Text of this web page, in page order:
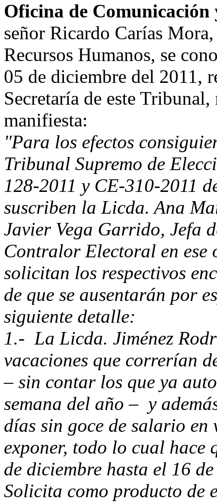
Oficina de
señor Ricardo Carías
Recursos Humanos, se
05 de diciembre del 2011,
Secretaría de este
manifiesta:
"Para los efectos
Tribunal Supremo de
128-2011 y CE-310-2011
suscriben la Licda. Ana
Javier Vega Garrido, Jefa
Contralor Electoral en ese
solicitan los respectivos
de que se ausentarán por
siguiente detalle:
1.- La Licda. Jiménez
vacaciones que correrían
– sin contar los que ya
semana del año – y
días sin goce de salario en
exponer, todo lo cual hace
de diciembre hasta el 16
Solicita como producto de